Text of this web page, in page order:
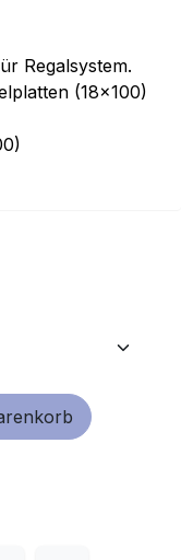
Regalsystem.
(18x100)